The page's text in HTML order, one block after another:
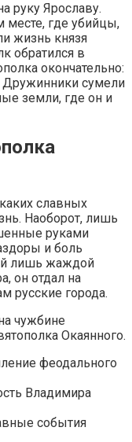
руку Ярославу.
месте, где убийцы,
жизнь князя
обратился в
окончательно:
Дружинники сумели
земли, где он и
славных
Наоборот, лишь
руками
и боль
лишь жаждой
он отдал на
русские города.
чужбине
Окаянного.
феодального
Владимира
события